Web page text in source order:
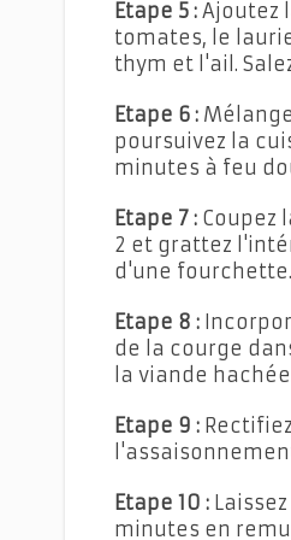
Etape 5 : Ajoutez
tomates, le
thym et l'ail.
Etape 6 :
poursuivez la
minutes à feu
Etape 7 : Coupez
2 et grattez
d'une fourchette.
Etape 8 :
de la courge
la viande
Etape 9 : Rectifiez
Etape 10 :
minutes en